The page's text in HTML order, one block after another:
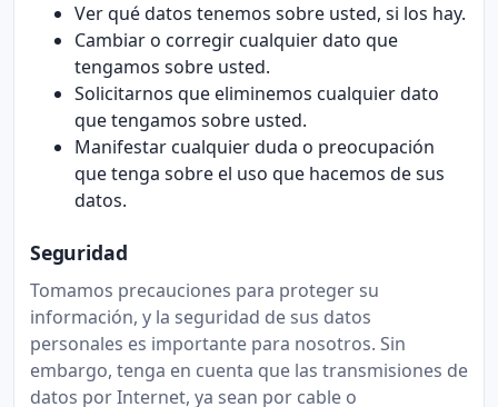
Ver qué datos tenemos sobre usted, si los hay.
Cambiar o corregir cualquier dato que
tengamos sobre usted.
Solicitarnos que eliminemos cualquier dato
que tengamos sobre usted.
Manifestar cualquier duda o preocupación
que tenga sobre el uso que hacemos de sus
datos.
Seguridad
Tomamos precauciones para proteger su
información, y la seguridad de sus datos
personales es importante para nosotros. Sin
embargo, tenga en cuenta que las transmisiones de
datos por Internet, ya sean por cable o